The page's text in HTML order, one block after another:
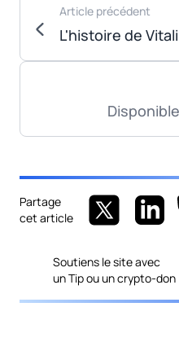
Article précédent
L'histoire de
Partage
cet article
Soutiens le site avec
un Tip ou un crypto-don